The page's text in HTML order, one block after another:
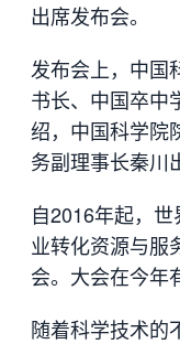
出席发布会。
发布会上，中国
书长、中国卒中
绍，中国科学院
务副理事长秦川
自2016年起，
业转化资源与服
会。大会在今年
随着科学技术的